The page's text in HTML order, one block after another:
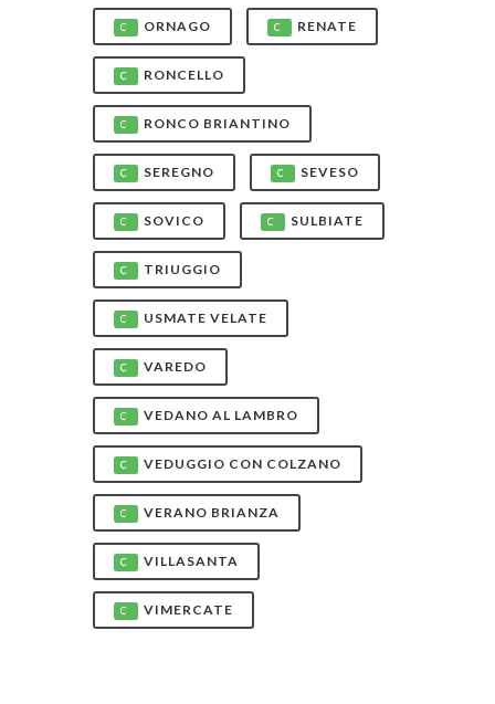
C ORNAGO C RENATE
C RONCELLO
C RONCO BRIANTINO
C SEREGNO C SEVESO
C SOVICO C SULBIATE
C TRIUGGIO
C USMATE VELATE
C VAREDO
C VEDANO AL LAMBRO
C VEDUGGIO CON COLZANO
C VERANO BRIANZA
C VILLASANTA
C VIMERCATE